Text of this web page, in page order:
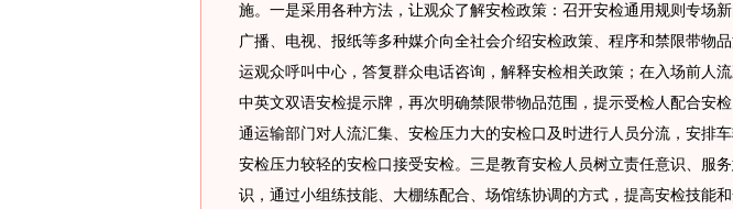
施。一是采用各种方法，让观众了解安检政策：召开安检通用规则专场
广播、电视、报纸等多种媒介向全社会介绍安检政策、程序和禁限带物
运观众呼叫中心，答复群众电话咨询，解释安检相关政策；在入场前人
中英文双语安检提示牌，再次明确禁限带物品范围，提示受检人配合安
通运输部门对人流汇集、安检压力大的安检口及时进行人员分流，安排
安检压力较轻的安检口接受安检。三是教育安检人员树立责任意识、服
识，通过小组练技能、大棚练配合、场馆练协调的方式，提高安检技能